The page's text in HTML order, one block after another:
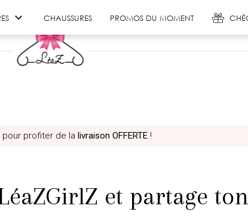
 CHAUSSURES PROMOS DU MOMENT
pour profiter de la livraison OFFERTE !
et partage